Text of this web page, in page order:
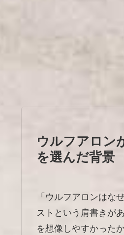
ウルフアロン
を選んだ背景
「ウルフアロンはな
ストという肩書きが
を想像しやすかった